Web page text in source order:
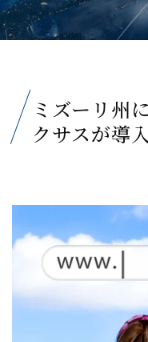
ミズーリ州
クサスが導